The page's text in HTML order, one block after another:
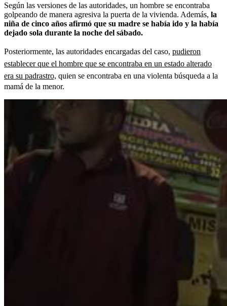
Según las versiones de las autoridades, un hombre se encontraba
golpeando de manera agresiva la puerta de la vivienda. Además, la
niña de cinco años afirmó que su madre se había ido y la había
dejado sola durante la noche del sábado.
Posteriormente, las autoridades encargadas del caso, pudieron
establecer que el hombre que se encontraba en un estado alterado
era su padrastro, quien se encontraba en una violenta búsqueda a la
mamá de la menor.